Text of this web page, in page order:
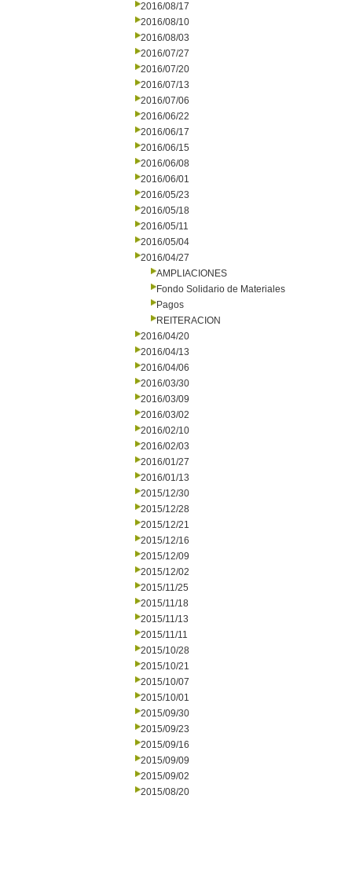
2016/08/17
2016/08/10
2016/08/03
2016/07/27
2016/07/20
2016/07/13
2016/07/06
2016/06/22
2016/06/17
2016/06/15
2016/06/08
2016/06/01
2016/05/23
2016/05/18
2016/05/11
2016/05/04
2016/04/27
AMPLIACIONES
Fondo Solidario de Materiales
Pagos
REITERACION
2016/04/20
2016/04/13
2016/04/06
2016/03/30
2016/03/09
2016/03/02
2016/02/10
2016/02/03
2016/01/27
2016/01/13
2015/12/30
2015/12/28
2015/12/21
2015/12/16
2015/12/09
2015/12/02
2015/11/25
2015/11/18
2015/11/13
2015/11/11
2015/10/28
2015/10/21
2015/10/07
2015/10/01
2015/09/30
2015/09/23
2015/09/16
2015/09/09
2015/09/02
2015/08/20